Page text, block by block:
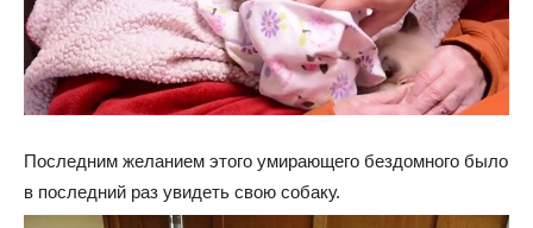
Последним желанием этого умирающего бездомного было
в последний раз увидеть свою собаку.